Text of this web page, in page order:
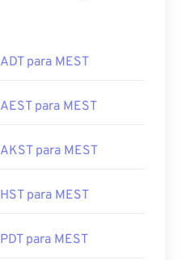
ADT para MEST
AEST para MEST
AKST para MEST
HST para MEST
PDT para MEST